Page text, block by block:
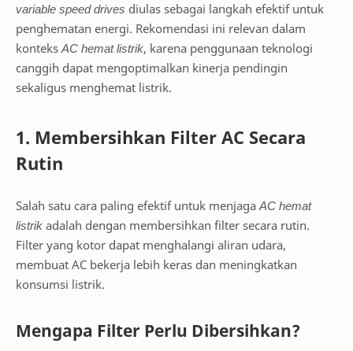
variable speed drives diulas sebagai langkah efektif untuk
penghematan energi. Rekomendasi ini relevan dalam
konteksAC hemat listrik, karena penggunaan teknologi
canggih dapat mengoptimalkan kinerja pendingin
sekaligus menghemat listrik.
1. Membersihkan Filter AC Secara
Rutin
Salah satu cara paling efektif untuk menjagaAC hemat
listrik adalah dengan membersihkan filter secara rutin.
Filter yang kotor dapat menghalangi aliran udara,
membuat AC bekerja lebih keras dan meningkatkan
konsumsi listrik.
Mengapa Filter Perlu Dibersihkan?